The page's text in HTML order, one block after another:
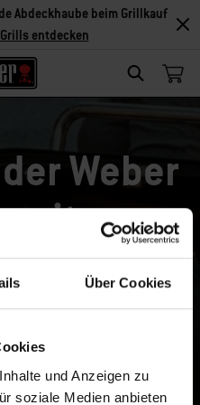
Über Cookies
und Anzeigen zu
soziale Medien anbieten
Search
Abdeckhaube beim Grillkauf
Grills entdecken
Weber
10% Rabatt auf deine
Angebote